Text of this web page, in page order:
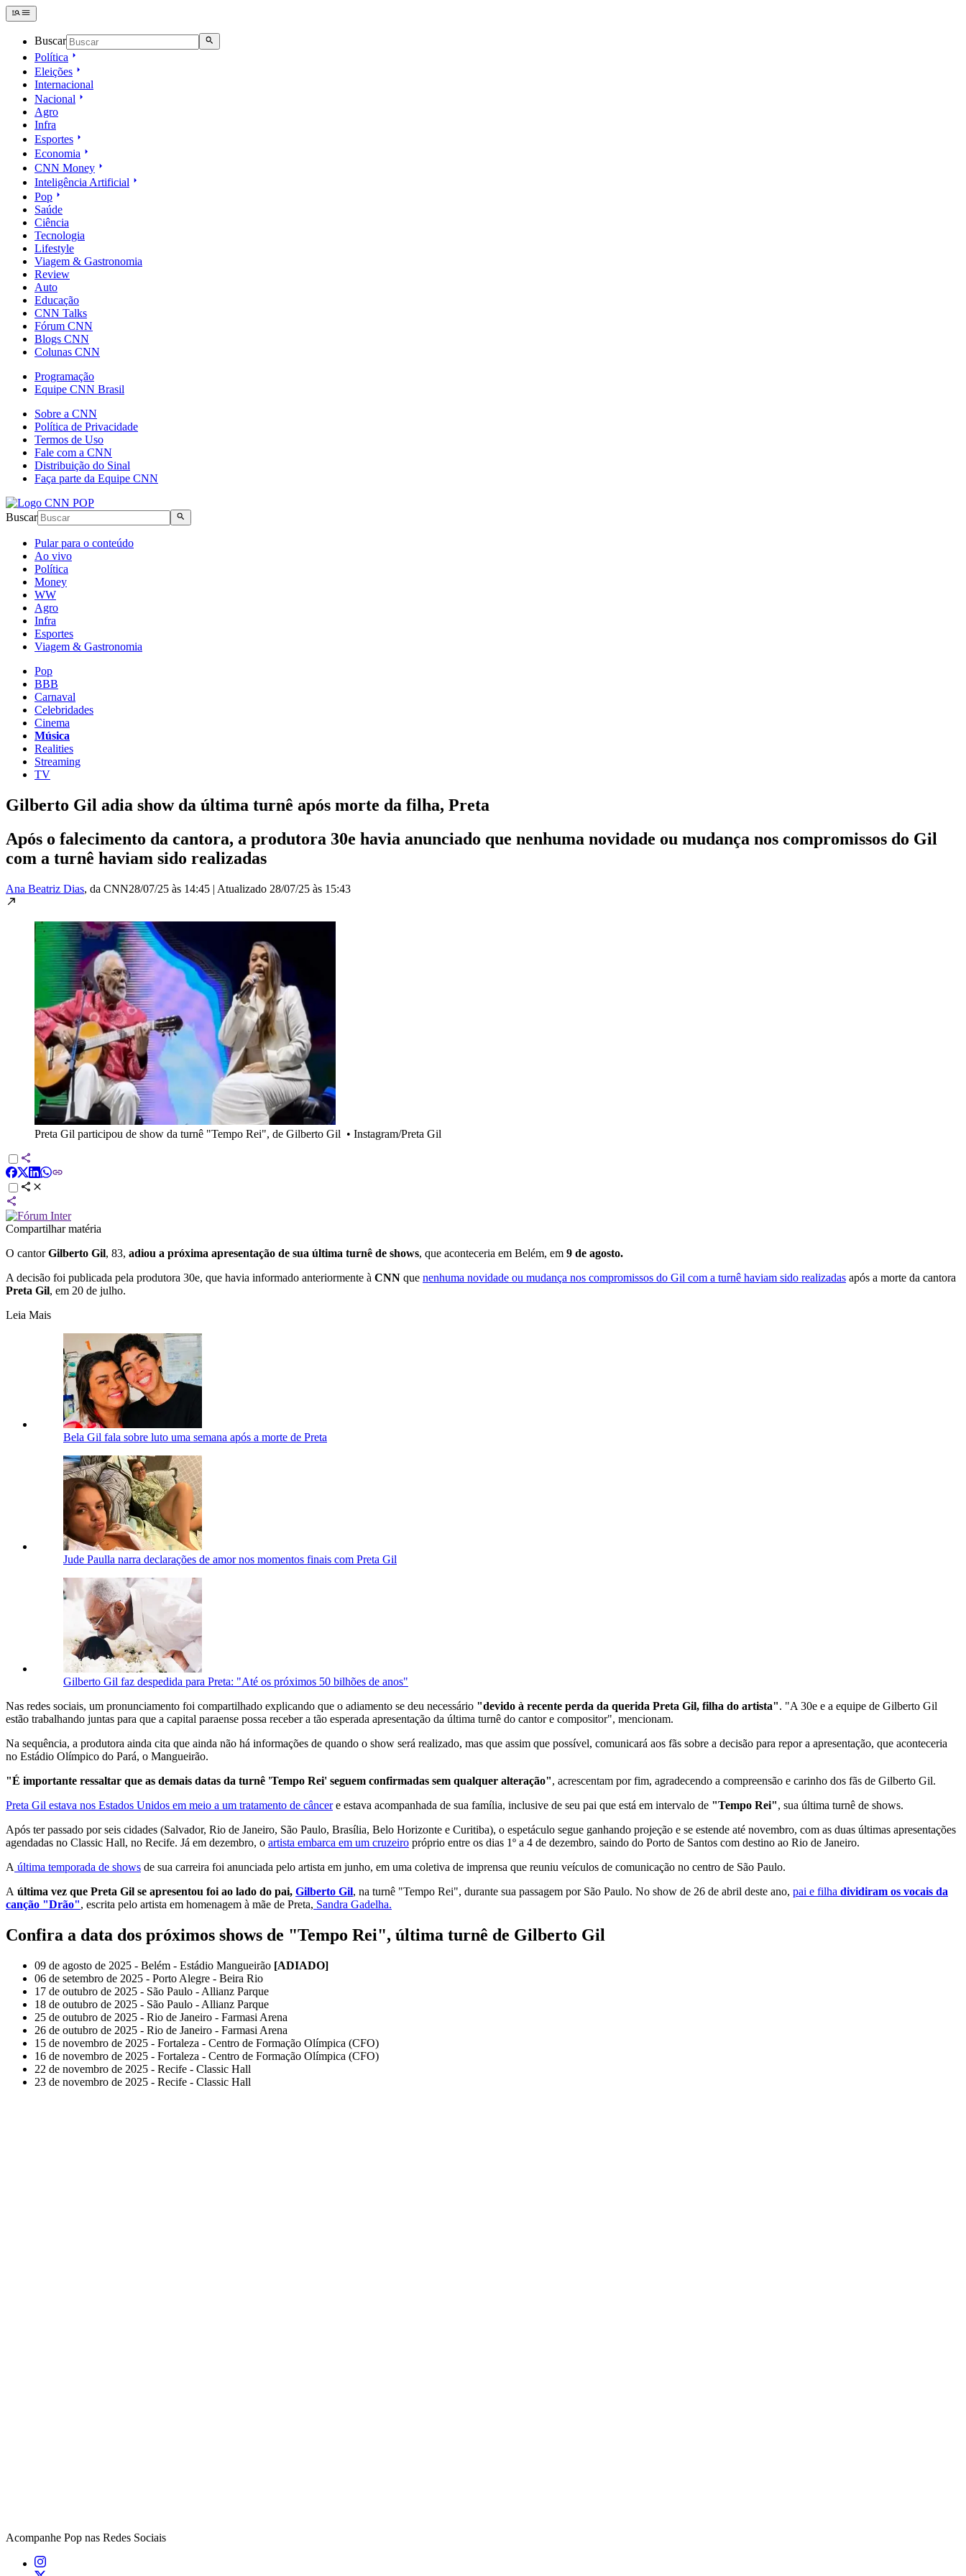
Buscar
Política
Eleições
Internacional
Nacional
Agro
Infra
Esportes
Economia
CNN Money
Inteligência Artificial
Pop
Saúde
Ciência
Tecnologia
Lifestyle
Viagem & Gastronomia
Review
Auto
Educação
CNN Talks
Fórum CNN
Blogs CNN
Colunas CNN
Programação
Equipe CNN Brasil
Sobre a CNN
Política de Privacidade
Termos de Uso
Fale com a CNN
Distribuição do Sinal
Faça parte da Equipe CNN
Buscar
Pular para o conteúdo
Ao vivo
Política
Money
WW
Agro
Infra
Esportes
Viagem & Gastronomia
Pop
BBB
Carnaval
Celebridades
Cinema
Música
Realities
Streaming
TV
Gilberto Gil adia show da última turnê após morte da filha, Preta
Após o falecimento da cantora, a produtora 30e havia anunciado que nenhuma novidade ou mudança nos compromissos do Gil
com a turnê haviam sido realizadas
Ana Beatriz Dias, da CNN28/07/25 às 14:45 | Atualizado 28/07/25 às 15:43
Preta Gil participou de show da turnê "Tempo Rei", de Gilberto Gil • Instagram/Preta Gil
Compartilhar matéria
O cantorGilberto Gil, 83, adiou a próxima apresentação de sua última turnê de shows, que aconteceria em Belém, em 9 de agosto.
A decisão foi publicada pela produtora 30e, que havia informado anteriormente à CNN que nenhuma novidade ou mudança nos compromissos do Gil com a turnê haviam sido realizadas após a morte da cantora
Preta Gil, em 20 de julho.
Leia Mais
Bela Gil fala sobre luto uma semana após a morte de Preta
Jude Paulla narra declarações de amor nos momentos finais com Preta Gil
Gilberto Gil faz despedida para Preta: "Até os próximos 50 bilhões de anos"
Nas redes sociais, um pronunciamento foi compartilhado explicando que o adiamento se deu necessário "devido à recente perda da querida Preta Gil, filha do artista". "A 30e e a equipe de Gilberto Gil
estão trabalhando juntas para que a capital paraense possa receber a tão esperada apresentação da última turnê do cantor e compositor", mencionam.
Na sequência, a produtora ainda cita que ainda não há informações de quando o show será realizado, mas que assim que possível, comunicará aos fãs sobre a decisão para repor a apresentação, que aconteceria
no Estádio Olímpico do Pará, o Mangueirão.
"É importante ressaltar que as demais datas da turnê 'Tempo Rei' seguem confirmadas sem qualquer alteração", acrescentam por fim, agradecendo a compreensão e carinho dos fãs de Gilberto Gil.
Preta Gil estava nos Estados Unidos em meio a um tratamento de câncere estava acompanhada de sua família, inclusive de seu pai que está em intervalo de "Tempo Rei", sua última turnê de shows.
Após ter passado por seis cidades (Salvador, Rio de Janeiro, São Paulo, Brasília, Belo Horizonte e Curitiba), o espetáculo segue ganhando projeção e se estende até novembro, com as duas últimas apresentações
agendadas no Classic Hall, no Recife. Já em dezembro, o artista embarca em um cruzeiro próprio entre os dias 1º a 4 de dezembro, saindo do Porto de Santos com destino ao Rio de Janeiro.
A última temporada de shows de sua carreira foi anunciada pelo artista em junho, em uma coletiva de imprensa que reuniu veículos de comunicação no centro de São Paulo.
A última vez que Preta Gil se apresentou foi ao lado do pai, Gilberto Gil, na turnê "Tempo Rei", durante sua passagem por São Paulo. No show de 26 de abril deste ano, pai e filha dividiram os vocais da
canção "Drão", escrita pelo artista em homenagem à mãe de Preta, Sandra Gadelha.
Confira a data dos próximos shows de "Tempo Rei", última turnê de Gilberto Gil
09 de agosto de 2025 - Belém - Estádio Mangueirão [ADIADO]
06 de setembro de 2025 - Porto Alegre - Beira Rio
17 de outubro de 2025 - São Paulo - Allianz Parque
18 de outubro de 2025 - São Paulo - Allianz Parque
25 de outubro de 2025 - Rio de Janeiro - Farmasi Arena
26 de outubro de 2025 - Rio de Janeiro - Farmasi Arena
15 de novembro de 2025 - Fortaleza - Centro de Formação Olímpica (CFO)
16 de novembro de 2025 - Fortaleza - Centro de Formação Olímpica (CFO)
22 de novembro de 2025 - Recife - Classic Hall
23 de novembro de 2025 - Recife - Classic Hall
Acompanhe Pop nas Redes Sociais